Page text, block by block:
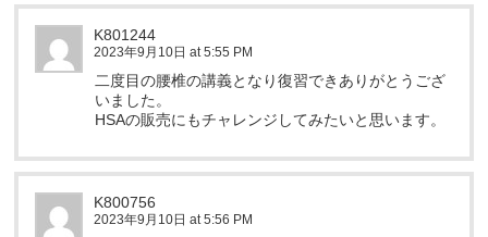
K801244
2023年9月10日 at 5:55 PM
二度目の腰椎の講義となり復習できありがとうござ
いました。
HSAの販売にもチャレンジしてみたいと思います。
K800756
2023年9月10日 at 5:56 PM